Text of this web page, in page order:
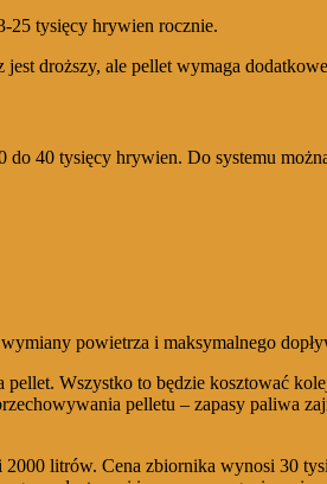
25 ​​tysięcy hrywien rocznie.
droższy, ale pellet wymaga
40 tysięcy hrywien. Do systemu
powietrza i maksymalnego
pellet. Wszystko to będzie kosztować
pelletu – zapasy paliwa
litrów. Cena zbiornika wynosi 30